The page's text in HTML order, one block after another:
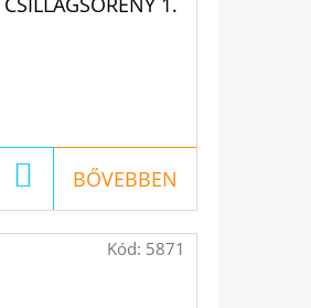
KOSÁRBA
BŐVEBBEN
Kód: 5871